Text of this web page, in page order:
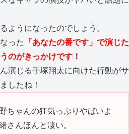
ようになったのでしょう。
った
「あなたの番です」で演じた
のがきっかけです！
演じる手塚翔太に向けた行動がサ
したね！
ちゃんの狂気っぷりやばいよ
さんほんと凄い。